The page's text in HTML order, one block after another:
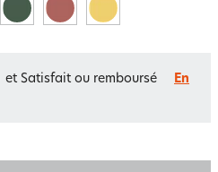
et Satisfait ou remboursé
En